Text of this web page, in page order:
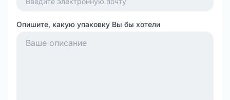
Опишите, какую упаковку Вы бы хотели